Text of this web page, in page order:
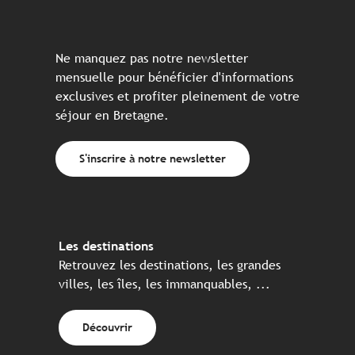
Ne manquez pas notre newsletter
mensuelle pour bénéficier d'informations
exclusives et profiter pleinement de votre
séjour en Bretagne.
S'inscrire à notre newsletter
Les destinations
Retrouvez les destinations, les grandes
villes, les îles, les immanquables, ...
Découvrir